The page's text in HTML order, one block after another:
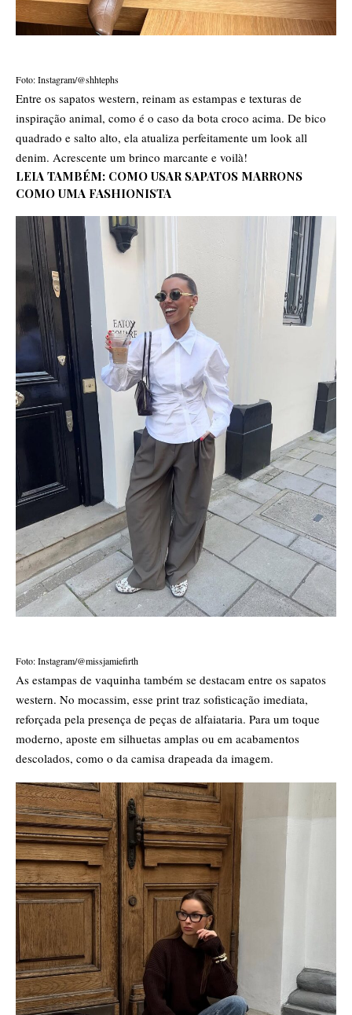
Foto: Instagram/@shhtephs
Entre os sapatos western, reinam as estampas e texturas de
inspiração animal, como é o caso da bota croco acima. De bico
quadrado e salto alto, ela atualiza perfeitamente um look all
denim. Acrescente um brinco marcante e voilà!
LEIA TAMBÉM: COMO USAR SAPATOS MARRONS
COMO UMA FASHIONISTA
Foto: Instagram/@missjamiefirth
As estampas de vaquinha também se destacam entre os sapatos
western. No mocassim, esse print traz sofisticação imediata,
reforçada pela presença de peças de alfaiataria. Para um toque
moderno, aposte em silhuetas amplas ou em acabamentos
descolados, como o da camisa drapeada da imagem.